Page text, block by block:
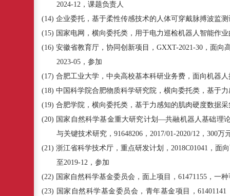
2024-12 ，课题负责人
(14) 企业委托，基于柔性传感技术的人体可穿戴脉搏波监
(15) 国家电网，横向委托类，用于电力巡检机器人智能作
(16) 安徽省教育厅，协同创新项目， GXXT-2021-30 ，面向
2023-05 ，参加
(17) 合肥工业大学，中央高校基本科研业务费，面向机器
(18) 中国科学院合肥物质科学研究院，横向委托类，基于
(19) 合肥学院，横向委托类，基于力感知的肌肉硬度数据
(20) 国家自然科学基金重大研究计划—共融机器人基础理
与关键技术研究， 91648206 ， 2017/01-2020/12 ， 300万
(21) 浙江省科学技术厅，重点研发计划， 2018C01041 ，面
至2019-12 ，参加
(22) 国家自然科学基金委员会，面上项目， 61471155 ，一
(23) 国家自然科学基金委员会，青年基金项目， 61401141